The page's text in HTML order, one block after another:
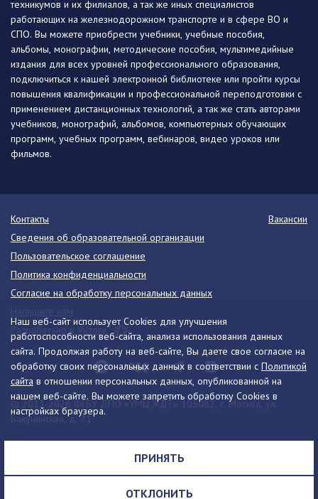
Наш веб-сайт использует Cookies для улучшения
работоспособности веб-сайта, анализа использования данных
сайта. Продолжая работу на веб-сайте, Вы даете свое согласие на
обработку своих персональных данных в соответствии с Политикой
сайта в отношении персональных данных, опубликованной на
нашем веб-сайте. Вы можете запретить обработку Cookies в
настройках браузера.
ПРИНЯТЬ
ОТКЛОНИТЬ
техникумов и их филиалов, а так же иных специалистов
работающих на железнодорожном транспорте и в сфере ВО и
СПО. Вы можете приобрести учебники, учебные пособия,
альбомы, монографии, методические пособия, мультимедийные
издания для всех уровней профессионального образования,
подключиться к нашей электронной библиотеке или пройти курсы
повышения квалификации и профессиональной переподготовки с
применением дистанционных технологий, а так же стать авторами
учебников, монографий, альбомов, компьютерных обучающих
программ, учебных программ, вебинаров, видео уроков или
фильмов.
© 2013-2026 ФГБУ ДПО «УМЦ ЖДТ» 105082, г. Москва, ул.
Бакунинская, д. 71
Телефон:8 (495) 739-00-30 info@umczdt.ru
схема проезда
Контакты
Вакансии
Сведения об образовательной организации
Пользовательское соглашение
Политика конфиденциальности
Согласие на обработку персональных данных
Разработано в Victory